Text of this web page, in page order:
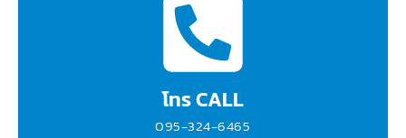
095-324-6465
โทร CALL